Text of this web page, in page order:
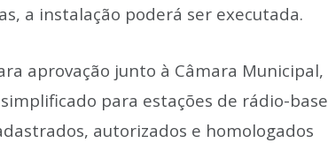
a instalação poderá ser executada.
aprovação junto à Câmara Municipal,
para estações de rádio-base
autorizados e homologados